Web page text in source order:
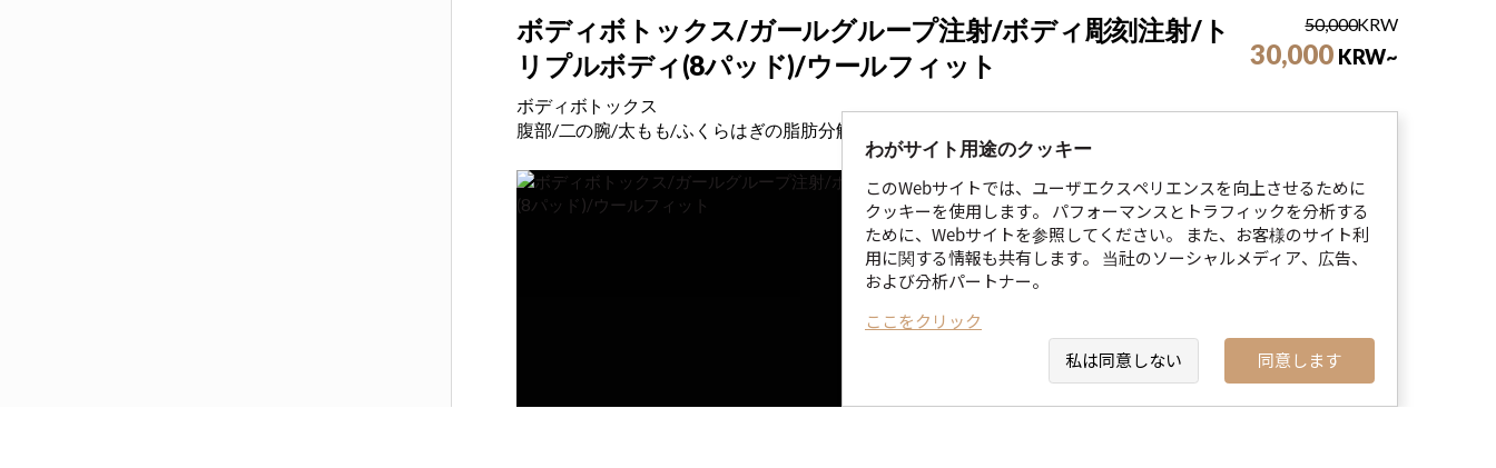
ボディボトックス/ガールグループ注射/ボディ彫刻注射/ト
リプルボディ(8パッド)/ウールフィット
ボディボトックス
腹部/二の腕/太もも/ふくらはぎの脂肪分解施術
50,000KRW
30,000 KRW~
ガールズグループ 注射 1回
350,000KRW 350,000 KRW~
ボディ彫刻注射 1 + 1 (2回)
50,000KRW KRW~
ボディボトックス100U（ふくらはぎ/
太もも/僧帽筋/二の腕）
わがサイト用途のクッキー
このWebサイトでは、ユーザエクスペリエンスを向上させるために
クッキーを使用します。 パフォーマンスとトラフィックを分析する
ために、Webサイトを参照してください。 また、お客様のサイト利
用に関する情報も共有します。 当社のソーシャルメディア、広告、
および分析パートナー。
ここをクリック
私は同意しない
同意します